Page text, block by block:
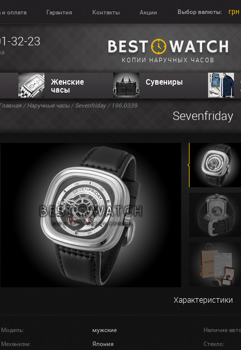
и оплата Гарантия Контакты Акции Выбор валюты: грн
32-23
КОПИИ НАРУЧНЫХ ЧАСОВ
Женские
часы
Сувениры
/Наручные часы/Sevenfriday/ 196.0339
Sevenfriday
Характеристики
Модель: мужские Наличие
Механизм:
Япония Стекло: